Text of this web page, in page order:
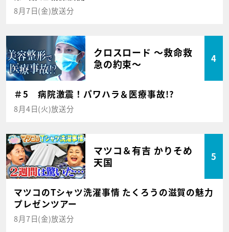
8月7日(金)放送分
クロスロード ～救命救
急の約束～
4
＃5 病院激震！パワハラ＆医療事故!?
8月4日(火)放送分
マツコ＆有吉 かりそめ
天国
5
マツコのTシャツ洗濯事情 たくろうの滋賀の魅力
プレゼンツアー
8月7日(金)放送分